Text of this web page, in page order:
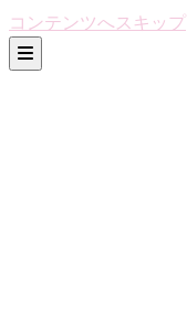
コンテンツへスキップ